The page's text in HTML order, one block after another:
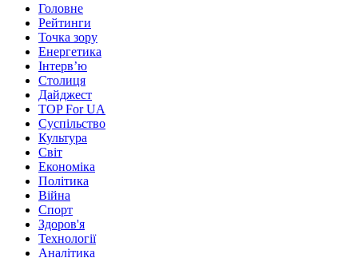
Головне
Рейтинги
Точка зору
Енергетика
Інтерв’ю
Столиця
Дайджест
TOP For UA
Суспiльство
Культура
Світ
Економіка
Політика
Війна
Спорт
Здоров'я
Технології
Аналітика